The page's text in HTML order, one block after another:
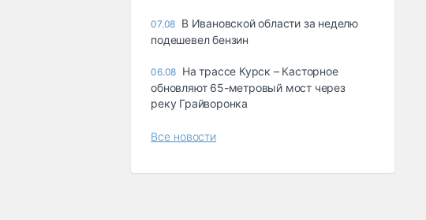
07.08 В Ивановской области за неделю
подешевел бензин
06.08 На трассе Курск – Касторное
обновляют 65-метровый мост через
реку Грайворонка
Все новости